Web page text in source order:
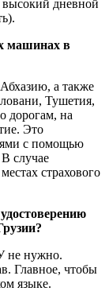
высокий дневной
машинах в
а также
Тушетия,
дорогам, на
Это
с помощью
случае
страхового
не нужно.
Главное, чтобы
языке.